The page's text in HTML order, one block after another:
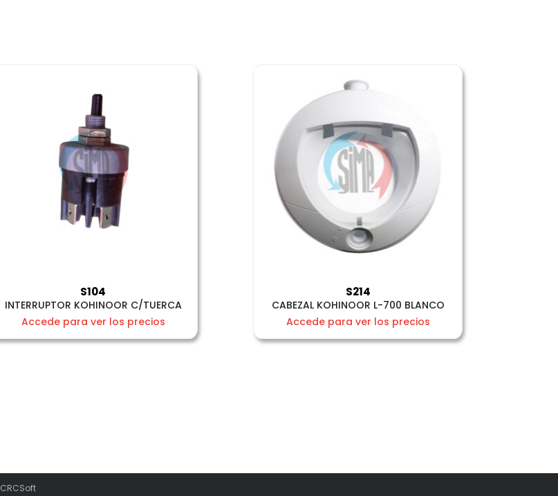
S104
INTERRUPTOR KOHINOOR C/TUERCA
Accede para ver los precios
S214
CABEZAL KOHINOOR L-700 BLANCO
Accede para ver los precios
CRCSoft